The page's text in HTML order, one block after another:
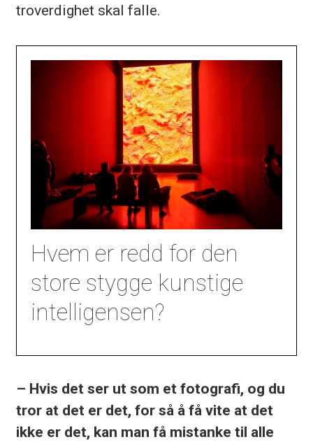
troverdighet skal falle.
Hvem er redd for den
store stygge kunstige
intelligensen?
– Hvis det ser ut som et fotografi, og du
tror at det er det, for så å få vite at det
ikke er det, kan man få mistanke til alle